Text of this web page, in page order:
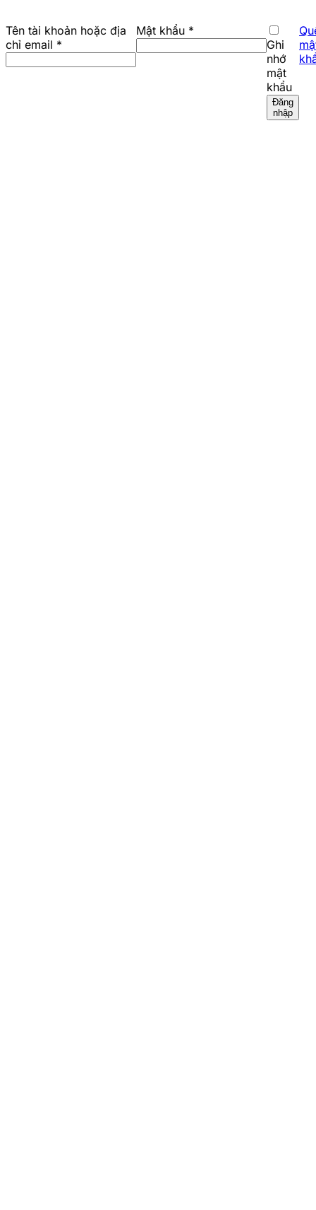
Tên tài khoản hoặc địa
chỉ email *
Mật khẩu *
Ghi
nhớ
mật
khẩu
Đăng
nhập